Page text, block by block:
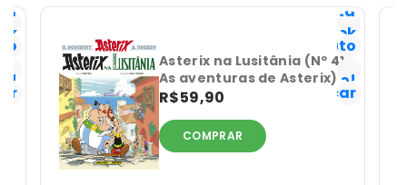
Lista
Geek
Favorito
Já
tenho!
Notificar
Asterix na Lusitânia (Nº 41
As aventuras de Asterix)
R$59,90
COMPRAR